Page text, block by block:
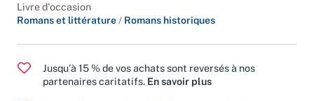
Livre d'occasion
Romans et littérature/ Romans historiques
Jusqu'à 15 % de vos achats sont reversés à nos
partenaires caritatifs. En savoir plus